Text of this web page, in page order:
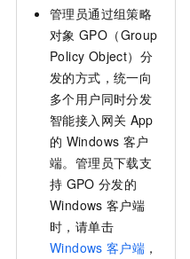
管理员通过组策略
对象 GPO（Group
Policy Object）分
发的方式，统一向
多个用户同时分发
智能接入网关 App
的 Windows 客户
端。管理员下载支
持 GPO 分发的
Windows 客户端
时，请单击
Windows 客户端 ，